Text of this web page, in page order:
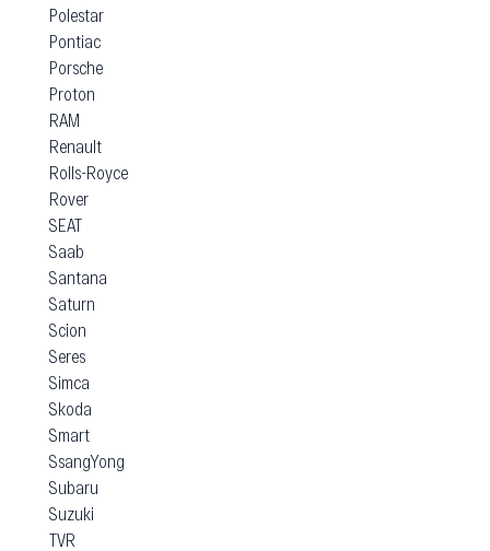
Polestar
Pontiac
Porsche
Proton
RAM
Renault
Rolls-Royce
Rover
SEAT
Saab
Santana
Saturn
Scion
Seres
Simca
Skoda
Smart
SsangYong
Subaru
Suzuki
TVR